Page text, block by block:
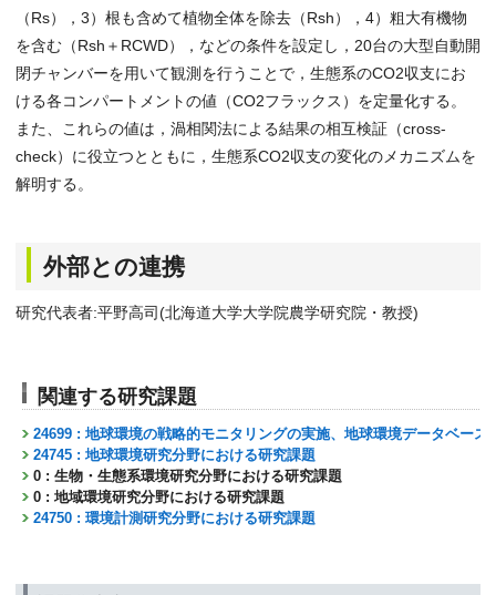
（Rs），3）根も含めて植物全体を除去（Rsh），4）粗大有機物
を含む（Rsh＋RCWD），などの条件を設定し，20台の大型自動開
閉チャンバーを用いて観測を行うことで，生態系のCO2収支にお
ける各コンパートメントの値（CO2フラックス）を定量化する。
また、これらの値は，渦相関法による結果の相互検証（cross-
check）に役立つとともに，生態系CO2収支の変化のメカニズムを
解明する。
外部との連携
研究代表者:平野高司(北海道大学大学院農学研究院・教授)
関連する研究課題
24699 : 地球環境の戦略的モニタリングの実施、地球環境データベース
24745 : 地球環境研究分野における研究課題
0 : 生物・生態系環境研究分野における研究課題
0 : 地域環境研究分野における研究課題
24750 : 環境計測研究分野における研究課題